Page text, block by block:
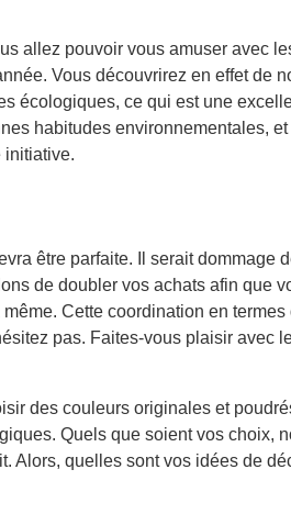
allez pouvoir vous amuser avec
Vous découvrirez en effet de
écologiques, ce qui est une
habitudes environnementales,
initiative.
être parfaite. Il serait dommage
de doubler vos achats afin que
Cette coordination en termes
pas. Faites-vous plaisir avec
des couleurs originales et
Quels que soient vos choix,
Alors, quelles sont vos idées de